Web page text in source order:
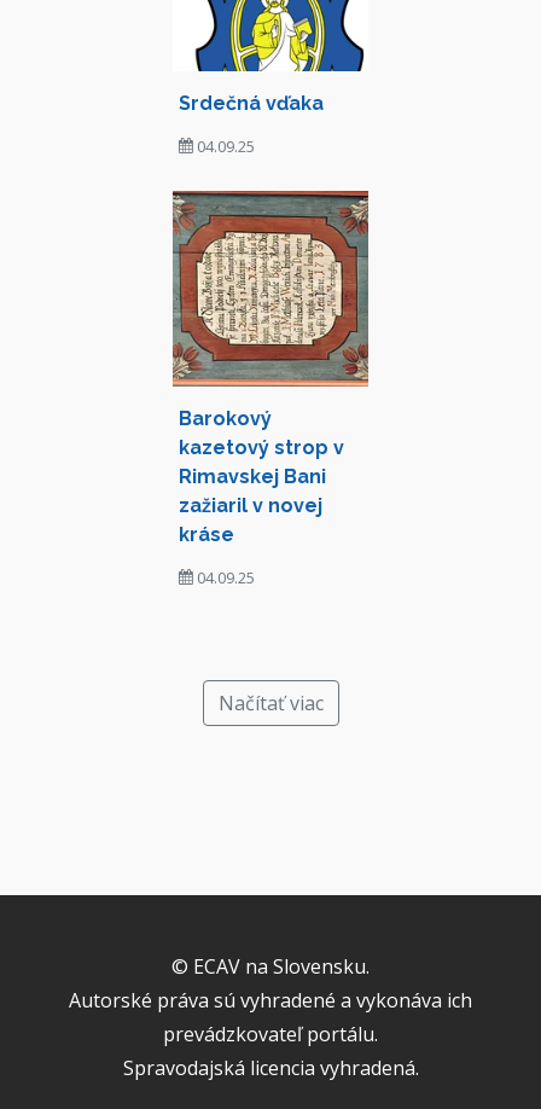
Srdečná vďaka
04.09.25
Barokový
kazetový strop v
Rimavskej Bani
zažiaril v novej
kráse
04.09.25
Načítať viac
© ECAV na Slovensku.
Autorské práva sú vyhradené a vykonáva ich
prevádzkovateľ portálu.
Spravodajská licencia vyhradená.